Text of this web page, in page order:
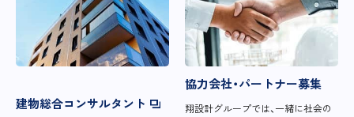
建物総合コンサルタント
協力会社・パートナー募集
翔設計グループでは、一緒に社会の